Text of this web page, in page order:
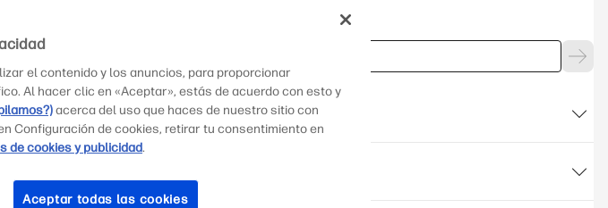
el contenido y los anuncios, para proporcionar
Al hacer clic en «Aceptar», estás de acuerdo con esto y
acerca del uso que haces de nuestro sitio con
Configuración de cookies, retirar tu consentimiento en
de cookies y publicidad.
Aceptar todas las cookies